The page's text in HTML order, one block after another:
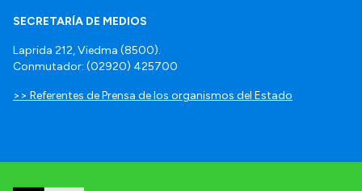
SECRETARÍA DE MEDIOS
Laprida 212, Viedma (8500).
Conmutador: (02920) 425700
>> Referentes de Prensa de los organismos del Estado